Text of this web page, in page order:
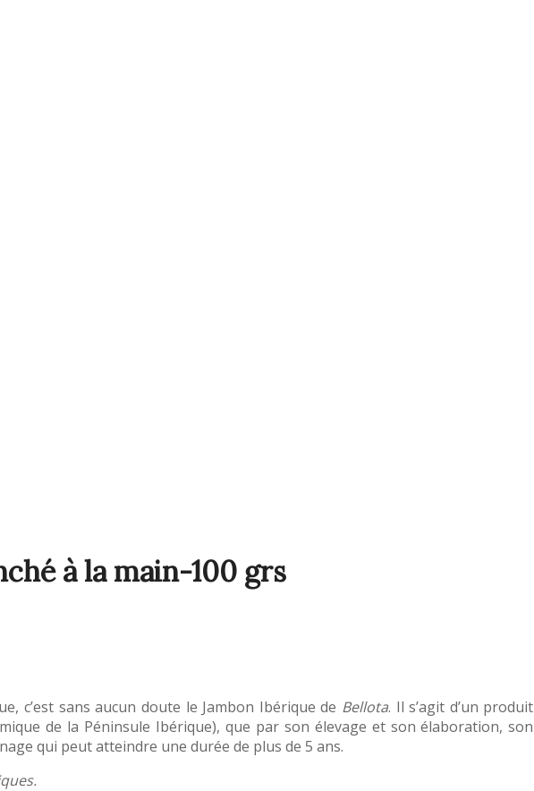
à la main-100 grs
c’est sans aucun doute le Jambon Ibérique de Bellota. Il s’agit d’un produit
de la Péninsule Ibérique), que par son élevage et son élaboration, son
qui peut atteindre une durée de plus de 5 ans.